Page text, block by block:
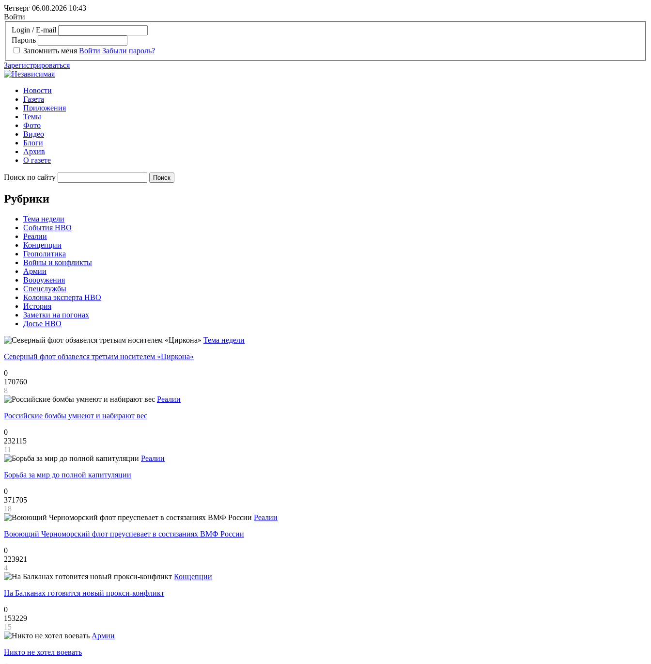
Четверг 06.08.2026 10:43
Войти
Login / E-mail
Пароль
Запомнить меня Войти Забыли пароль?
Зарегистрироваться
Новости
Газета
Приложения
Темы
Фото
Видео
Блоги
Архив
О газете
Поиск по сайту
Рубрики
Тема недели
События НВО
Реалии
Концепции
Геополитика
Войны и конфликты
Армии
Вооружения
Спецслужбы
Колонка эксперта НВО
История
Заметки на погонах
Досье НВО
Тема недели
Северный флот обзавелся третьим носителем «Циркона»
0
170760
8
Реалии
Российские бомбы умнеют и набирают вес
0
232115
11
Реалии
Борьба за мир до полной капитуляции
0
371705
18
Реалии
Воюющий Черноморский флот преуспевает в состязаниях ВМФ России
0
223921
4
Концепции
На Балканах готовится новый прокси-конфликт
0
153229
15
Армии
Никто не хотел воевать